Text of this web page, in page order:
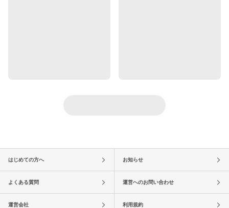
はじめての方へ お知らせ
よくある質問 運営へのお問い合わせ
運営会社 利用規約